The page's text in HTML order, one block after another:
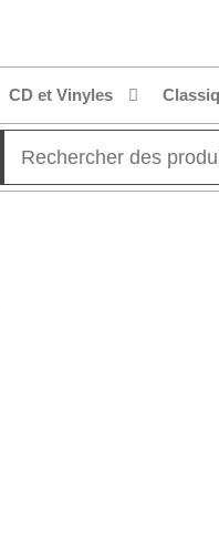
CD et Vinyles